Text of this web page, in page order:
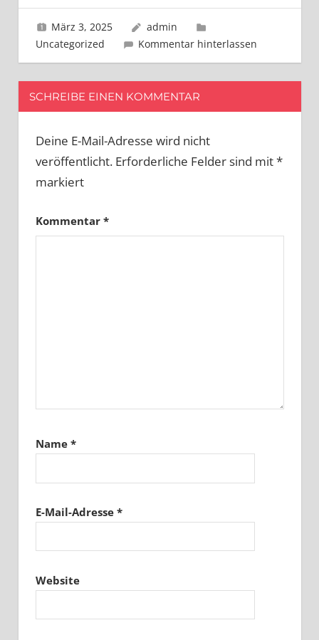
März 3, 2025
admin
Uncategorized
Kommentar hinterlassen
SCHREIBE EINEN KOMMENTAR
Deine E-Mail-Adresse wird nicht
veröffentlicht. Erforderliche Felder sind mit*
markiert
Kommentar *
Name *
E-Mail-Adresse *
Website